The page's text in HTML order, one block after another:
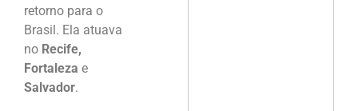
retorno para o
Brasil. Ela atuava
no Recife,
Fortaleza e
Salvador.